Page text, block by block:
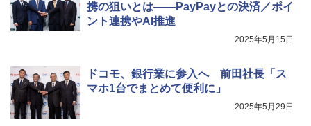
携の狙いとは――PayPayとの決済／ポイ
ント連携やAI推進
2025年5月15日
ドコモ、銀行業に参入へ 前田社長「ス
マホ1台でまとめて便利に」
2025年5月29日